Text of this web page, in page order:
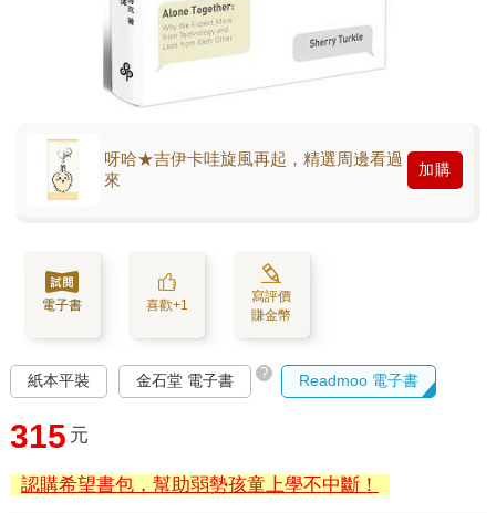
呀哈★吉伊卡哇旋風再起，精選周邊看過
來
加購
電子書 喜歡+1
寫評價
賺金幣
紙本平裝 金石堂 電子書 ? Readmoo 電子書
315 元
認購希望書包，幫助弱勢孩童上學不中斷！